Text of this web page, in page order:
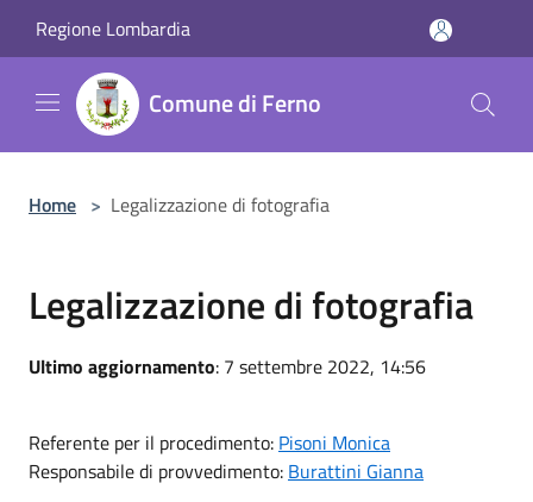
Regione Lombardia
Comune di Ferno
Home > Legalizzazione di fotografia
Legalizzazione di fotografia
Ultimo aggiornamento: 7 settembre 2022, 14:56
Referente per il procedimento: Pisoni Monica
Responsabile di provvedimento: Burattini Gianna